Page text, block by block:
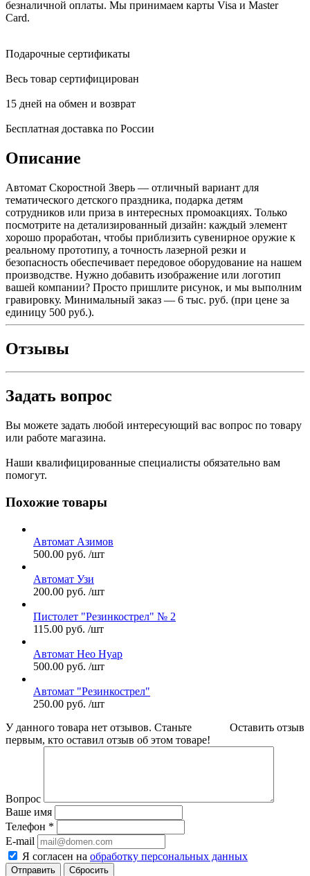
безналичной оплаты. Мы принимаем карты Visa и Master
Card.
Подарочные сертификаты
Весь товар сертифицирован
15 дней на обмен и возврат
Бесплатная доставка по России
Описание
Автомат Скоростной Зверь — отличный вариант для
тематического детского праздника, подарка детям
сотрудников или приза в интересных промоакциях. Только
посмотрите на детализированный дизайн: каждый элемент
хорошо проработан, чтобы приблизить сувенирное оружие к
реальному прототипу, а точность лазерной резки и
безопасность обеспечивает передовое оборудование на нашем
производстве. Нужно добавить изображение или логотип
вашей компании? Просто пришлите рисунок, и мы выполним
гравировку. Минимальный заказ — 6 тыс. руб. (при цене за
единицу 500 руб.).
Отзывы
Задать вопрос
Вы можете задать любой интересующий вас вопрос по товару
или работе магазина.
Наши квалифицированные специалисты обязательно вам
помогут.
Похожие товары
Автомат Азимов
500.00 руб. /шт
Автомат Узи
200.00 руб. /шт
Пистолет "Резинкострел" № 2
115.00 руб. /шт
Автомат Нео Нуар
500.00 руб. /шт
Автомат "Резинкострел"
250.00 руб. /шт
Оставить отзыв
У данного товара нет отзывов. Станьте
первым, кто оставил отзыв об этом товаре!
Вопрос
Ваше имя
Телефон *
E-mail
Я согласен на обработку персональных данных
Сбросить